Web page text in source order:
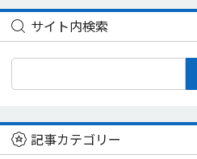
サイト内検索
記事カテゴリー